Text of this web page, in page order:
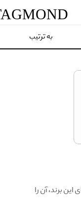
TAGMOND
برند، آن را
به ترتیب